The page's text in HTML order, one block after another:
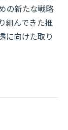
の新たな戦略
組んできた推
に向けた取り